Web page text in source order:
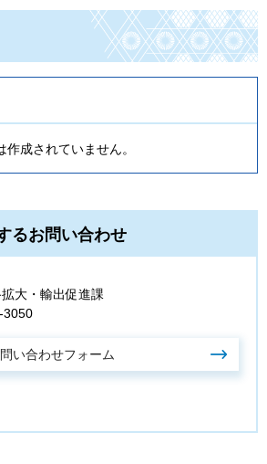
成されていません。
るお問い合わせ
大・輸出促進課
3050